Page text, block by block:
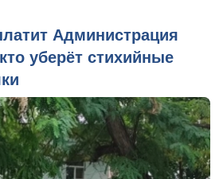
Администрация
уберёт стихийные